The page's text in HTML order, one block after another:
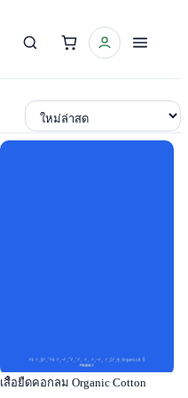
เรียงตาม
เสื้อยืดคอกลม Organic Cotton